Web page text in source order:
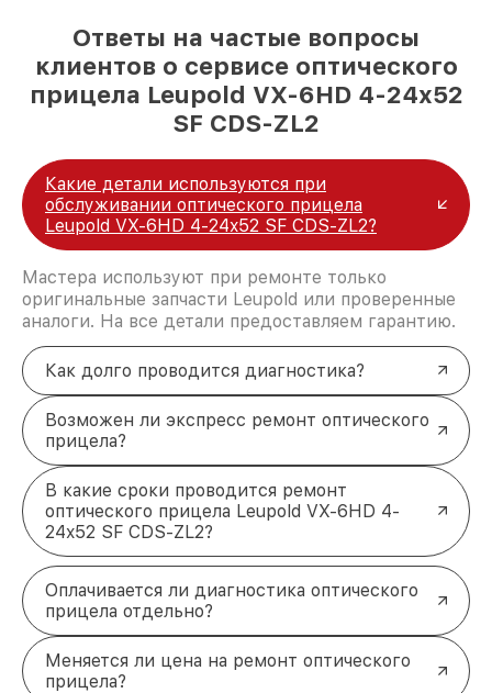
Ответы на частые вопросы
клиентов о сервисе оптического
прицела Leupold VX-6HD 4-24x52
SF CDS-ZL2
Какие детали используются при
обслуживании оптического прицела
Leupold VX-6HD 4-24x52 SF CDS-ZL2?
Мастера используют при ремонте только
оригинальные запчасти Leupold или проверенные
аналоги. На все детали предоставляем гарантию.
Как долго проводится диагностика?
Возможен ли экспресс ремонт оптического
прицела?
В какие сроки проводится ремонт
оптического прицела Leupold VX-6HD 4-
24x52 SF CDS-ZL2?
Оплачивается ли диагностика оптического
прицела отдельно?
Меняется ли цена на ремонт оптического
прицела?